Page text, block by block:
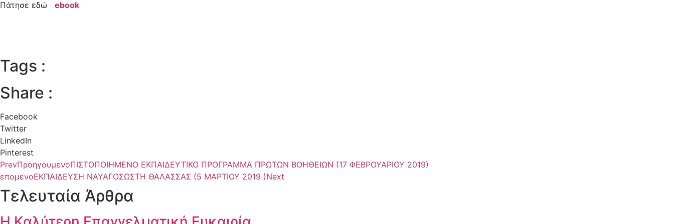
Πάτησε εδώ ebook
Tags :
Share :
Facebook
Twitter
LinkedIn
Pinterest
PrevΠροηγουμενοΠΙΣΤΟΠΟΙΗΜΕΝΟ ΕΚΠΑΙΔΕΥΤΙΚΟ ΠΡΟΓΡΑΜΜΑ ΠΡΩΤΩΝ ΒΟΗΘΕΙΩΝ (17 ΦΕΒΡΟΥΑΡΙΟΥ 2019)
επομενοΕΚΠΑΙΔΕΥΣΗ ΝΑΥΑΓΟΣΩΣΤΗ ΘΑΛΑΣΣΑΣ (5 ΜΑΡΤΙΟΥ 2019 )Next
Τελευταία Άρθρα